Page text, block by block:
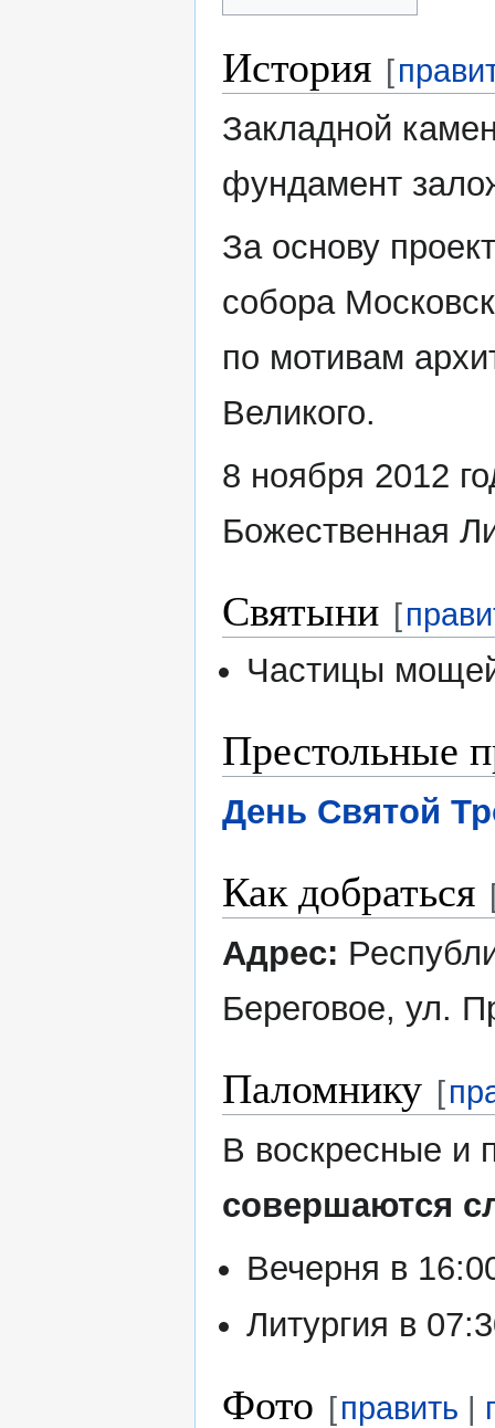
История [
Закладной
фундамент
За основу
собора
по мотивам
Великого.
8 ноября 2012
Божественная
Святыни [
Частицы
Престольные
День Святой
Как добраться
Адрес:
Береговое, ул.
Паломнику [
В воскресные и
совершаются
Вечерня в
Литургия в
Фото [править